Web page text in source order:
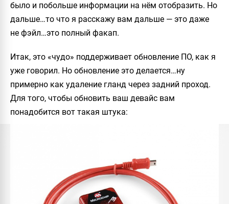
было и побольше информации на нём отобразить. Но
дальше…то что я расскажу вам дальше — это даже
не фэйл…это полный факап.
Итак, это «чудо» поддерживает обновление ПО, как я
уже говорил. Но обновление это делается…ну
примерно как удаление гланд через задний проход.
Для того, чтобы обновить ваш девайс вам
понадобится вот такая штука: